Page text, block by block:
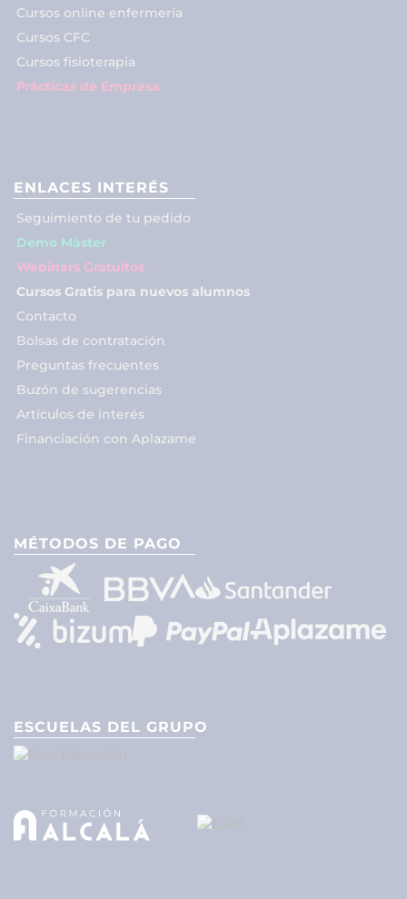
Cursos online enfermería
Cursos CFC
Cursos fisioterapia
Prácticas de Empresa
ENLACES INTERÉS
Seguimiento de tu pedido
Demo Máster
Webinars Gratuitos
Cursos Gratis para nuevos alumnos
Contacto
Bolsas de contratación
Preguntas frecuentes
Buzón de sugerencias
Artículos de interés
Financiación con Aplazame
MÉTODOS DE PAGO
ESCUELAS DEL GRUPO